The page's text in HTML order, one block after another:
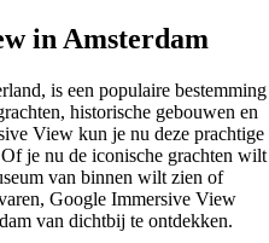
in Amsterdam
is een populaire bestemming
historische gebouwen en
View kun je nu deze prachtige
je nu de iconische grachten wilt
van binnen wilt zien of
Google Immersive View
van dichtbij te ontdekken.